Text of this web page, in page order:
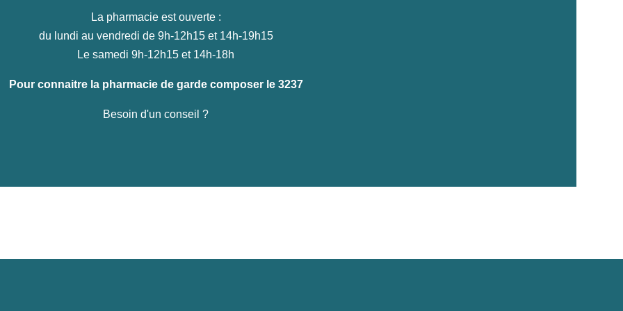
La pharmacie est ouverte :
du lundi au vendredi de 9h-12h15 et 14h-19h15
Le samedi 9h-12h15 et 14h-18h
Pour connaitre la pharmacie de garde composer le 3237
Besoin d'un conseil ?